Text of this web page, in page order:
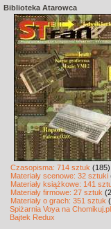
Biblioteka Atarowca
Czasopisma: 714 sztuk (185)
Materiały scenowe: 32 sztuki
Materiały książkowe: 141
Materiały firmowe: 27 sztuk
Materiały o grach: 351 sztuk
Spiżarnia Voya na Chomikuj.pl
Bajtek Redux